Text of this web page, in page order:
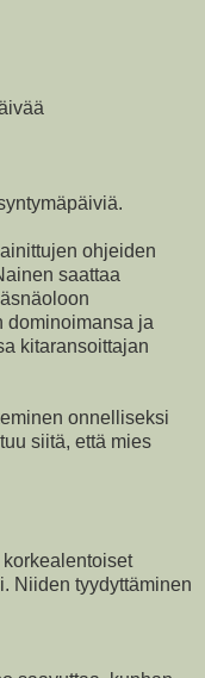
ohjeiden
saattaa
dominoimansa ja
kitaransoittajan
onnelliseksi
siitä, että mies
Niiden tyydyttäminen